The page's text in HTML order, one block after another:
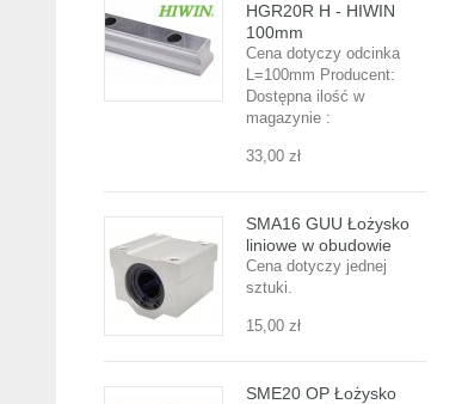
HGR20R H - HIWIN
100mm
Cena dotyczy odcinka
L=100mm Producent:
Dostępna ilość w
magazynie :
33,00 zł
SMA16 GUU Łożysko
liniowe w obudowie
Cena dotyczy jednej
sztuki.
15,00 zł
SME20 OP Łożysko